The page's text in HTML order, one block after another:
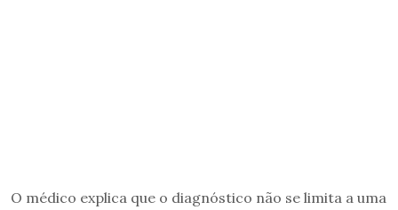
O médico explica que o diagnóstico não se limita a uma